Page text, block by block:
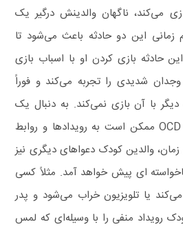
می‌کند، ناگهان والدینش درگیر یک
این دو حادثه باعث می‌شود تا
حادثه بازی کردن او با اسباب‌ بازی
شدیدی را تجربه می‌کند و فوراً
با آن بازی نمی‌کند. به دنبال یک
تداعی اولیه، تفکر جادویی OCD ممکن است به رویدادها و روابط
زمان، والدین کودک دعواهای دیگری نیز
ای پیش خواهد آمد. مثلاً کسی
یا تلویزیون خراب می‌شود و پدر
رویداد منفی را با وسیله‌ای که لمس